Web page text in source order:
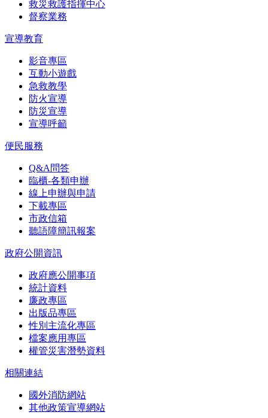
救災救護指揮中心
督察業務
宣導教育
影音專區
互動小遊戲
急救教學
防火宣導
防災宣導
宣導呼籲
便民服務
Q&A問答
臨櫃-各類申辦
線上申辦與申請
下載專區
市政信箱
聽語障簡訊報案
政府公開資訊
政府應公開事項
統計資料
廉政專區
出版品專區
性別主流化專區
檔案應用專區
權管災害潛勢資料
相關連結
國外消防網站
其他政策宣導網站